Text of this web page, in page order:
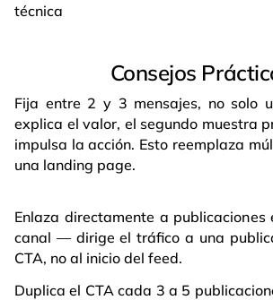
técnica
Consejos
Fija entre 2 y 3 mensajes, no solo
explica el valor, el segundo muestra
impulsa la acción. Esto reemplaza
una landing page.
Enlaza directamente a publicaciones
canal — dirige el tráfico a una
CTA, no al inicio del feed.
Duplica el CTA cada 3 a 5